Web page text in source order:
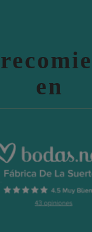
en